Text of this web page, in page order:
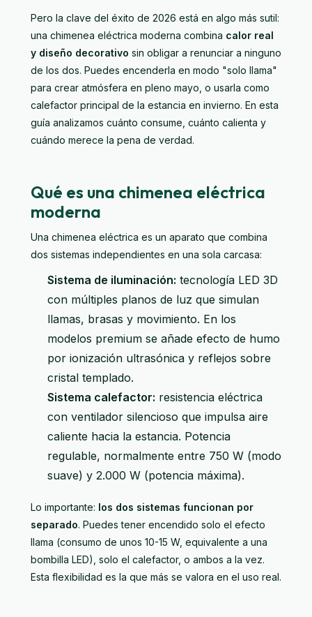
Pero la clave del éxito de 2026 está en algo más sutil:
una chimenea eléctrica moderna combina calor real
y diseño decorativo sin obligar a renunciar a ninguno
de los dos. Puedes encenderla en modo "solo llama"
para crear atmósfera en pleno mayo, o usarla como
calefactor principal de la estancia en invierno. En esta
guía analizamos cuánto consume, cuánto calienta y
cuándo merece la pena de verdad.
Qué es una chimenea eléctrica
moderna
Una chimenea eléctrica es un aparato que combina
dos sistemas independientes en una sola carcasa:
Sistema de iluminación: tecnología LED 3D
con múltiples planos de luz que simulan
llamas, brasas y movimiento. En los
modelos premium se añade efecto de humo
por ionización ultrasónica y reflejos sobre
cristal templado.
Sistema calefactor: resistencia eléctrica
con ventilador silencioso que impulsa aire
caliente hacia la estancia. Potencia
regulable, normalmente entre 750 W (modo
suave) y 2.000 W (potencia máxima).
Lo importante: los dos sistemas funcionan por
separado. Puedes tener encendido solo el efecto
llama (consumo de unos 10-15 W, equivalente a una
bombilla LED), solo el calefactor, o ambos a la vez.
Esta flexibilidad es la que más se valora en el uso real.